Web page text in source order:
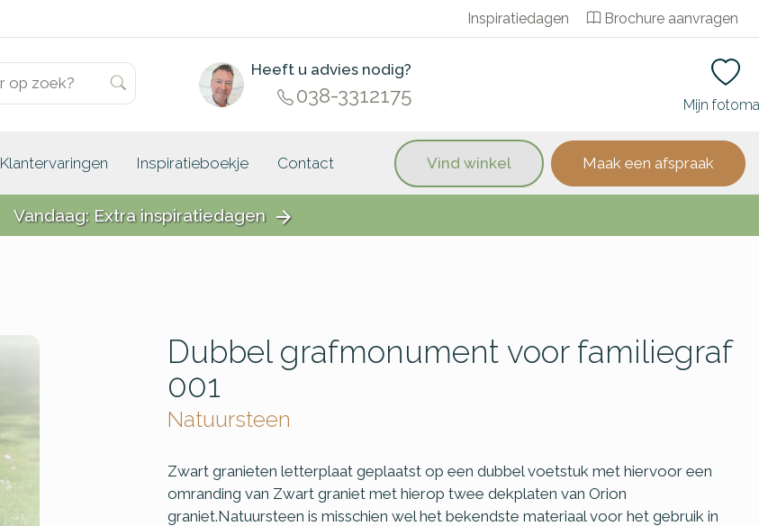
Inspiratiedagen Brochure aanvragen
Heeft u advies nodig?
038-3312175 Mijn
Klantervaringen Inspiratieboekje Contact Vind winkel Maak een afspraak
Vandaag: Extra inspiratiedagen arrow_forward
Dubbel grafmonument voor familiegraf
001
Natuursteen
Zwart granieten letterplaat geplaatst op een dubbel voetstuk met hiervoor een
omranding van Zwart graniet met hierop twee dekplaten van Orion
graniet.Natuursteen is misschien wel het bekendste materiaal voor het gebruik in